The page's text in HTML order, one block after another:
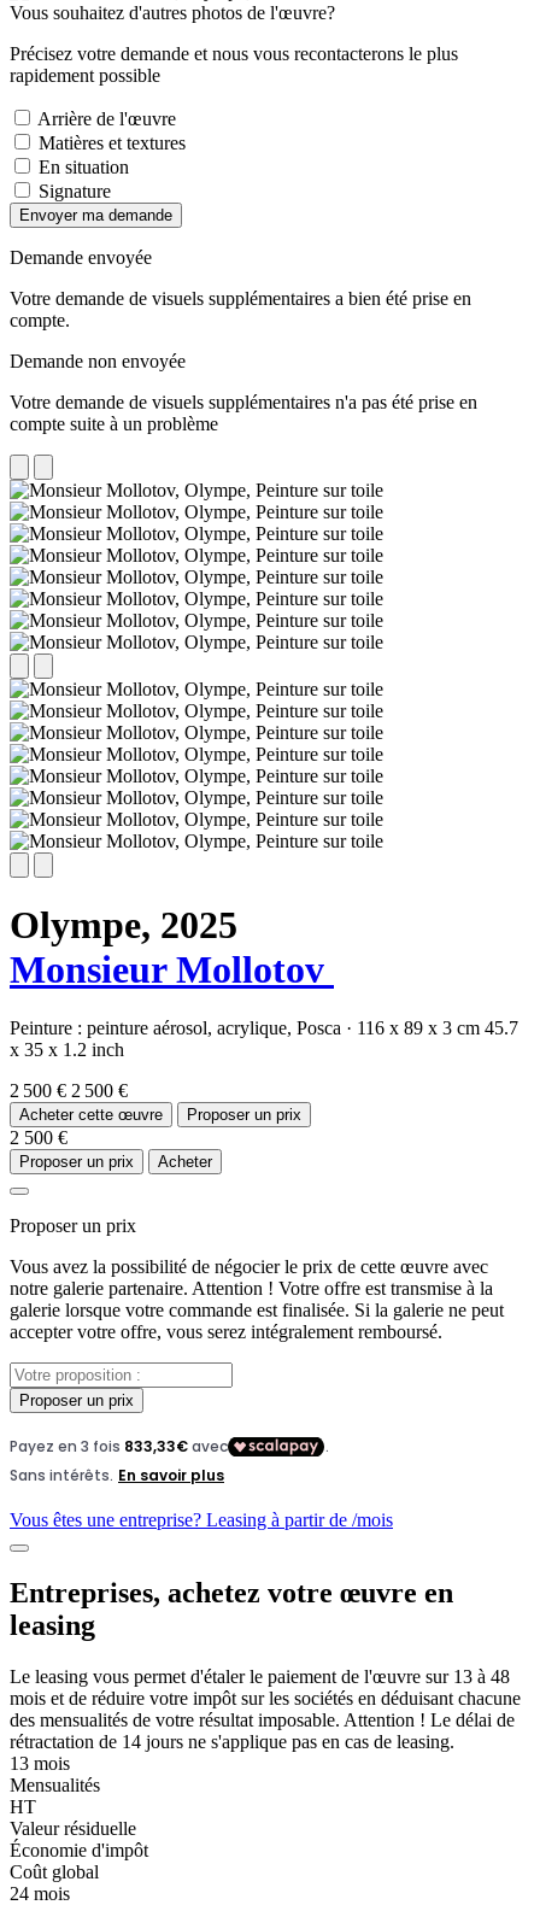
Vous souhaitez d'autres photos de l'œuvre?
Précisez votre demande et nous vous recontacterons le plus
rapidement possible
Arrière de l'œuvre
Matières et textures
En situation
Signature
Envoyer ma demande
Demande envoyée
Votre demande de visuels supplémentaires a bien été prise en
compte.
Demande non envoyée
Votre demande de visuels supplémentaires n'a pas été prise en
compte suite à un problème
Olympe, 2025
Monsieur Mollotov
Peinture : peinture aérosol, acrylique, Posca · 116 x 89 x 3 cm 45.7
x 35 x 1.2 inch
2 500 € 2 500 €
Acheter cette œuvre Proposer un prix
2 500 €
Proposer un prix Acheter
Proposer un prix
Vous avez la possibilité de négocier le prix de cette œuvre avec
notre galerie partenaire. Attention ! Votre offre est transmise à la
galerie lorsque votre commande est finalisée. Si la galerie ne peut
accepter votre offre, vous serez intégralement remboursé.
Proposer un prix
Vous êtes une entreprise? Leasing à partir de /mois
Entreprises, achetez votre œuvre en
leasing
Le leasing vous permet d'étaler le paiement de l'œuvre sur 13 à 48
mois et de réduire votre impôt sur les sociétés en déduisant chacune
des mensualités de votre résultat imposable. Attention ! Le délai de
rétractation de 14 jours ne s'applique pas en cas de leasing.
13 mois
Mensualités
HT
Valeur résiduelle
Économie d'impôt
Coût global
24 mois